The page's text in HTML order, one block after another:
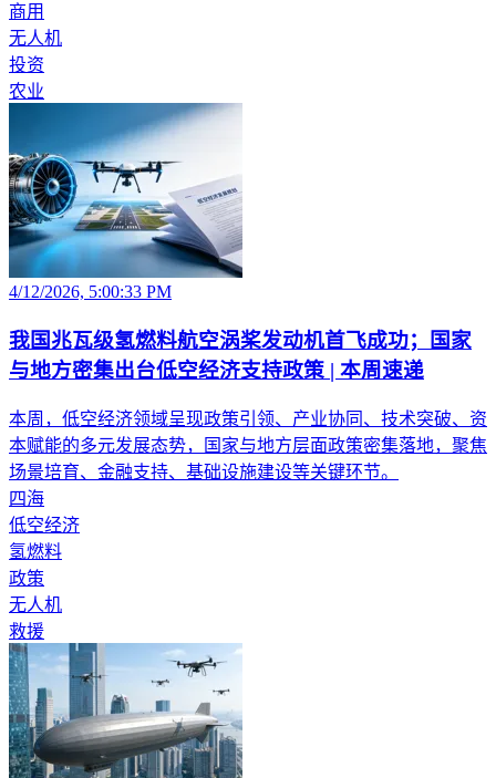
商用
无人机
投资
农业
4/12/2026, 5:00:33 PM
我国兆瓦级氢燃料航空涡桨发动机首飞成功；国家
与地方密集出台低空经济支持政策 | 本周速递
本周，低空经济领域呈现政策引领、产业协同、技术突破、资
本赋能的多元发展态势，国家与地方层面政策密集落地，聚焦
场景培育、金融支持、基础设施建设等关键环节。
四海
低空经济
氢燃料
政策
无人机
救援